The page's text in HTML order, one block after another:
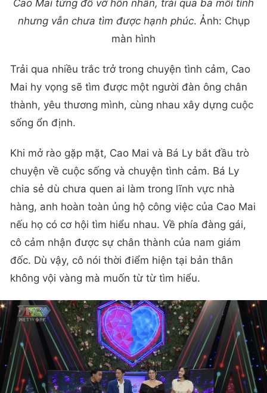
Cao Mai từng đổ vỡ hôn nhân, trải qua ba mối tình
nhưng vẫn chưa tìm được hạnh phúc. Ảnh: Chụp
màn hình
Trải qua nhiều trắc trở trong chuyện tình cảm, Cao
Mai hy vọng sẽ tìm được một người đàn ông chân
thành, yêu thương mình, cùng nhau xây dựng cuộc
sống ổn định.
Khi mở rào gặp mặt, Cao Mai và Bá Ly bắt đầu trò
chuyện về cuộc sống và chuyện tình cảm. Bá Ly
chia sẻ dù chưa quen ai làm trong lĩnh vực nhà
hàng, anh hoàn toàn ủng hộ công việc của Cao Mai
nếu họ có cơ hội tìm hiểu nhau. Về phía đàng gái,
cô cảm nhận được sự chân thành của nam giám
đốc. Dù vậy, cô nói thời điểm hiện tại bản thân
không vội vàng mà muốn từ từ tìm hiểu.